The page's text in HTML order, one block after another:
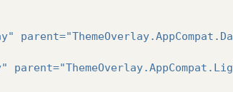
parent=
parent=